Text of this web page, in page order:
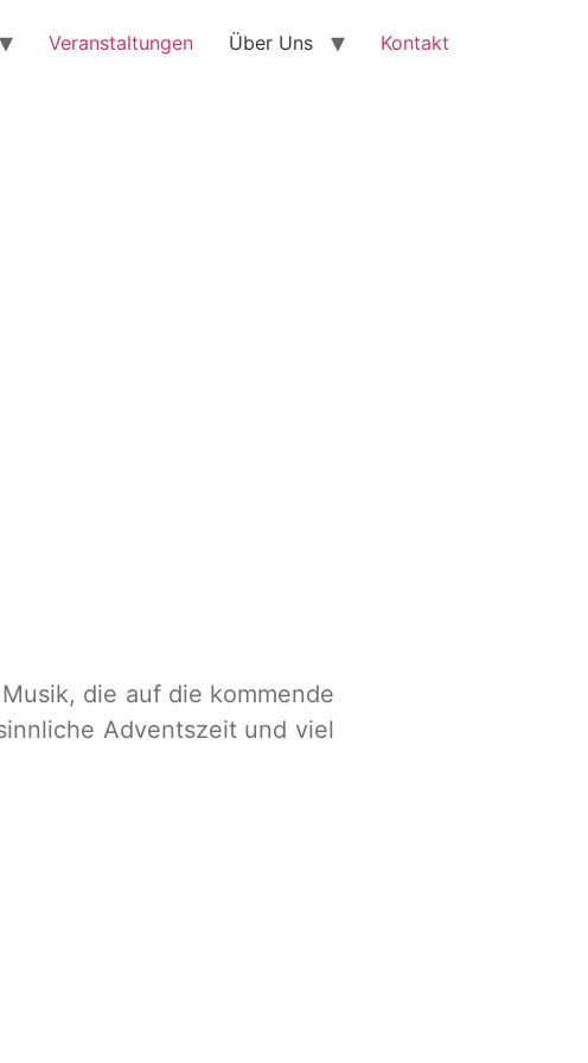
Veranstaltungen Über Uns Kontakt
die auf die kommende
Adventszeit und viel